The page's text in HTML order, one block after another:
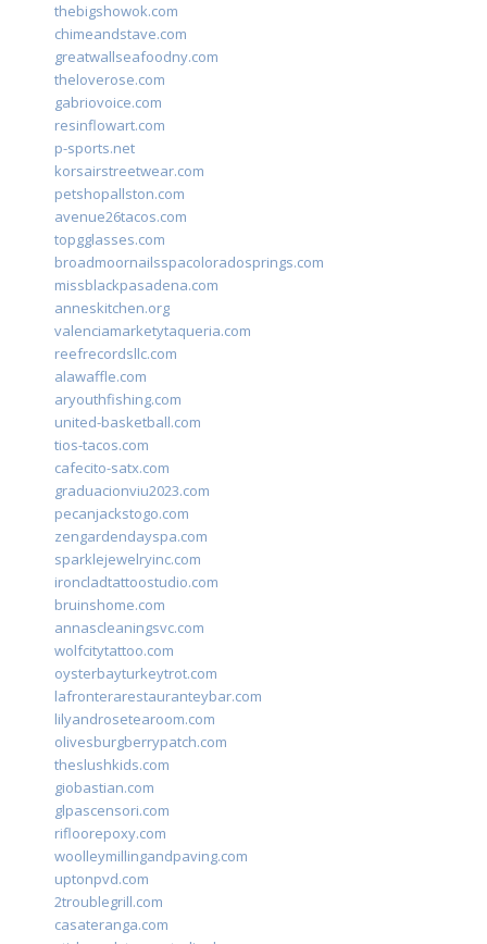
thebigshowok.com
chimeandstave.com
greatwallseafoodny.com
theloverose.com
gabriovoice.com
resinflowart.com
p-sports.net
korsairstreetwear.com
petshopallston.com
avenue26tacos.com
topgglasses.com
broadmoornailsspacoloradosprings.com
missblackpasadena.com
anneskitchen.org
valenciamarketytaqueria.com
reefrecordsllc.com
alawaffle.com
aryouthfishing.com
united-basketball.com
tios-tacos.com
cafecito-satx.com
graduacionviu2023.com
pecanjackstogo.com
zengardendayspa.com
sparklejewelryinc.com
ironcladtattoostudio.com
bruinshome.com
annascleaningsvc.com
wolfcitytattoo.com
oysterbayturkeytrot.com
lafronterarestauranteybar.com
lilyandrosetearoom.com
olivesburgberrypatch.com
theslushkids.com
giobastian.com
glpascensori.com
rifloorepoxy.com
woolleymillingandpaving.com
uptonpvd.com
2troublegrill.com
casateranga.com